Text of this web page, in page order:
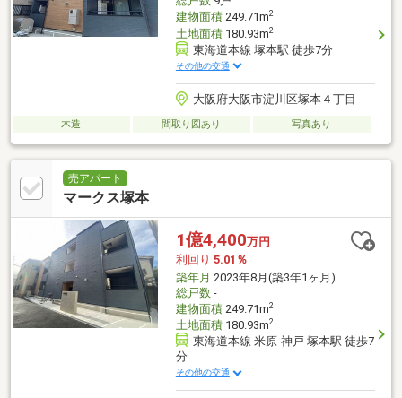
建物面積249.71m2
土地面積180.93m2
東海道本線 塚本駅 徒歩7分
その他の交通
大阪府大阪市淀川区塚本４丁目
木造 間取り図あり 写真あり
売アパート
マークス塚本
1億4,400万円
利回り 5.01％
築年月 2023年8月(築3年1ヶ月)
総戸数-
建物面積249.71m2
土地面積180.93m2
東海道本線 米原-神戸 塚本駅 徒歩7
分
その他の交通